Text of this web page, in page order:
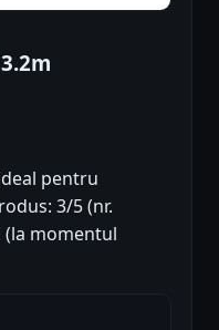
pentru
3/5 (nr.
(la momentul